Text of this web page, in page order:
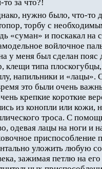
то за что?!
нужно было, что-
торбу с
«суман» и поскакал на
войлочное
у меня был сделан пояс
клещи типа
напильники и «лацы».
это были очень
крепкие короткие
из конопли или кожи,
троса. С
одевая лацы на ноги и
уложить любую
зажимая петлю на